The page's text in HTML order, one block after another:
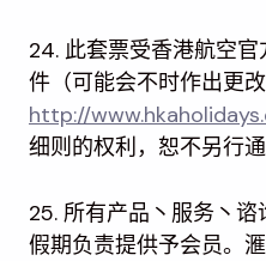
24. 此套票受香港航空
件（可能会不时作出更
http://
细则的权利，恕不另行通
25. 所有产品丶服务丶
假期负责提供予会员。